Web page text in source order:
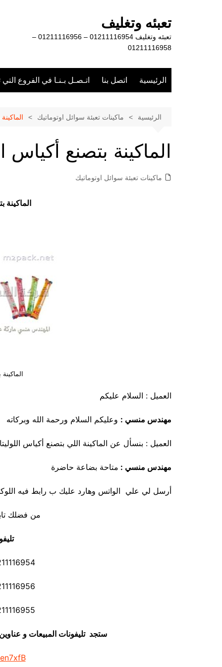
تعبئه وتغليف
تعبئه وتغليف 01211116954 – 01211116956 –
01211116958
الرئيسية اتصل بنا اتـصـل بـنـا في الفروع
الرئيسية ماكينات تعبئة سوائل اوتوماتيك
الماكينة بتصنع أكياس
ماكينات تعبئة سوائل اوتوماتيك
الماكينة
العميل : السلام عليكم
مهندس منسي : وعليكم السلام ورحمة الله وبركاته
العميل : بنسأل عن الماكينة اللي بتصنع أكياس اللوليتا
مهندس منسي : متاحة بضاعة حاضرة
أرسل لي علي الواتس وهارد عليك ب رابط فيه
من فضلك
01211116955
01211116958
01211116962
ستجد تليفونات المبيعات و